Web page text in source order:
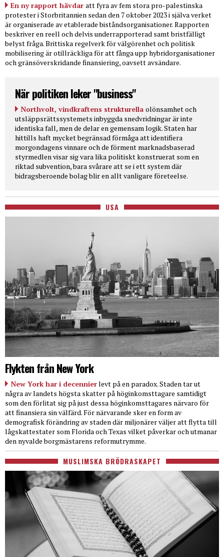
En ny rapport hävdar att fyra av fem stora pro-palestinska
protester i Storbritannien sedan den 7 oktober 2023 i själva verket
är organiserade av etablerade biståndsorganisationer. Rapporten
beskriver en reell och delvis underrapporterad samt bristfälligt
belyst fråga. Brittiska regelverk för välgörenhet och politisk
mobilisering är otillräckliga för att fånga upp hybridorganisationer
och gränsöverskridande finansiering, oavsett avsändare.
När politiken leker "business"
Northvolt, vindkraftens strukturella olönsamhet och
utsläppsrättssystemets inbyggda snedvridningar är inte
identiska fall, men de delar en gemensam logik. Staten har
hittills haft mycket begränsad förmåga att identifiera
morgondagens vinnare och de förment marknadsbaserad
styrmedlen visar sig vara lika politiskt konstruerat som en
riktad subvention, bara svårare att se i ett system där
bidragsberoende bolag blir en allt vanligare företeelse.
USA
Flykten från New York
New York har i decennierlevt på en paradox. Staden tar ut
några av landets högsta skatter på höginkomsttagare samtidigt
som den förlitat sig på just dessa höginkomsttagares närvaro för
att finansiera sin välfärd. För närvarande sker en form av
demografisk förändring av staden där miljonärer väljer att flytta till
lågskattestater som Florida och Texas vilket påverkar och utmanar
den nyvalde borgmästarens reformutrymme.
MUSLIMSKA BRÖDRASKAPET